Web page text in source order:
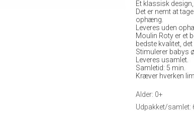
Et klassisk
Det er nemt at
ophæng.
Leveres uden
Moulin Roty er et
bedste kvalitet,
Stimulerer babys
Leveres usamlet.
Samletid: 5 min.
Kræver hverken
Alder: 0+
Udpakket/samlet: